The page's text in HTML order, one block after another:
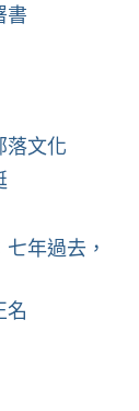
書
落文化
年過去，
名